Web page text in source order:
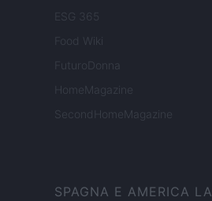
ESG 365
Food Wiki
FuturoDonna
HomeMagazine
SecondHomeMagazine
SPAGNA E AMERICA